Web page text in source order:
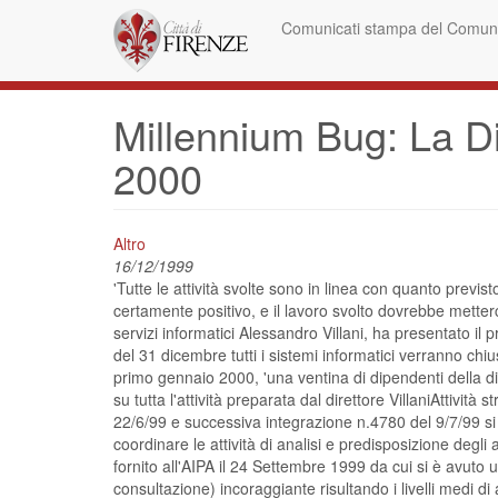
content
Comunicati stampa del
Millennium Bug: La
2000
Altro
16/12/1999
'Tutte le attività svolte sono in linea con quanto
certamente positivo, e il lavoro svolto dovrebbe
servizi informatici Alessandro Villani, ha presentato il
del 31 dicembre tutti i sistemi informatici verranno
primo gennaio 2000, 'una ventina di dipendenti
su tutta l'attività preparata dal direttore VillaniAttività
22/6/99 e successiva integrazione n.4780 del 9/7/99
coordinare le attività di analisi e predisposizione
fornito all'AIPA il 24 Settembre 1999 da cui si è
consultazione) incoraggiante risultando i livelli medi